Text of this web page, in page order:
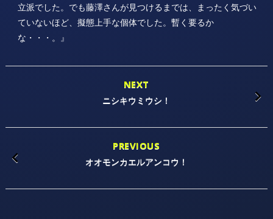
立派でした。でも藤澤さんが見つけるまでは、まったく気づい
ていないほど、擬態上手な個体でした。暫く要るか
な・・・。』
NEXT
ニシキウミウシ！
PREVIOUS
オオモンカエルアンコウ！